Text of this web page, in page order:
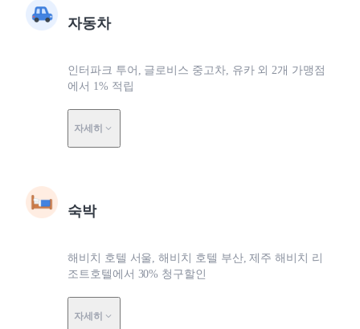
자동차
인터파크 투어, 글로비스 중고차, 유카 외 2개 가맹점
에서 1% 적립
자세히
숙박
해비치 호텔 서울, 해비치 호텔 부산, 제주 해비치 리
조트호텔에서 30% 청구할인
자세히